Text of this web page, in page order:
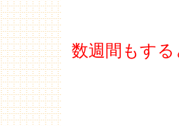
数週間もする